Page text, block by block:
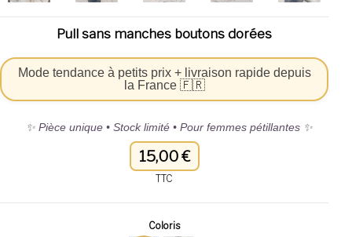
Pull sans manches boutons dorées
Mode tendance à petits prix + livraison rapide depuis
la France 🇫🇷
✨ Pièce unique • Stock limité • Pour femmes pétillantes ✨
15,00 €
TTC
Coloris